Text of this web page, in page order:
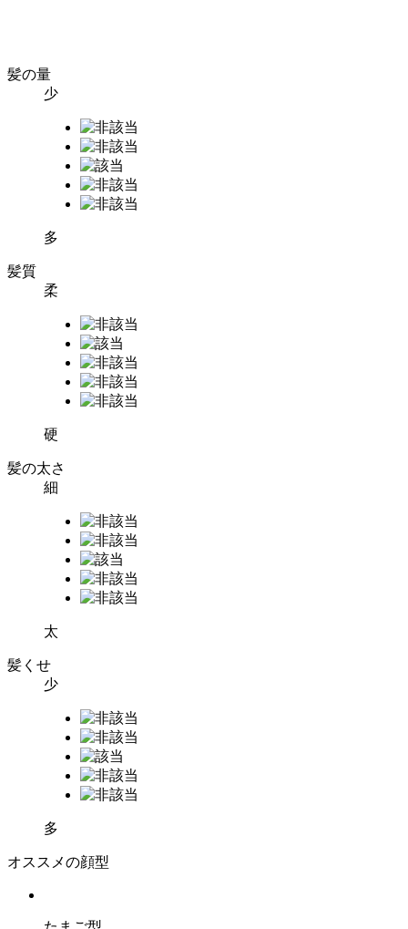
髪の量
少
多
髪質
柔
硬
髪の太さ
細
太
髪くせ
少
多
オススメの顔型